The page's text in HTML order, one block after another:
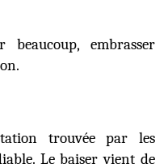
embrasser
trouvée par les
Le baiser vient de